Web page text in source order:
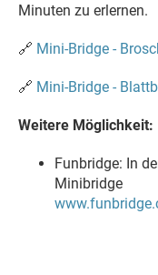
Minuten zu erlernen.
🔗 Mini-Bridge -
🔗 Mini-Bridge -
Weitere Möglichkeit:
Funbridge: In
Minibridge